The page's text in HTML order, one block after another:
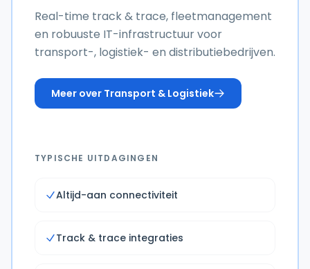
Real-time track & trace, fleetmanagement
en robuuste IT-infrastructuur voor
transport-, logistiek- en distributiebedrijven.
Meer over Transport & Logistiek
TYPISCHE UITDAGINGEN
Altijd-aan connectiviteit
Track & trace integraties